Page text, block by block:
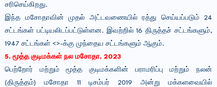
சரிசெய்கிறது.
இந்த மசோதாவின் முதல் அட்டவணையில் ரத்து செய்யப்படும் 24
சட்டங்கள் பட்டியலிடப்பட்டுள்ளன. இவற்றில் 16 திருத்தச் சட்டங்களும்,
1947 சட்டங்கள் <>-க்கு முந்தைய சட்டங்களும் ஆகும்.
5. மூத்த குடிமக்கள் நல மசோதா, 2023
பெற்றோர் மற்றும் மூத்த குடிமக்களின் பராமரிப்பு மற்றும் நலன்
(திருத்தம்) மசோதா 11 டிசம்பர் 2019 அன்று மக்களவையில்